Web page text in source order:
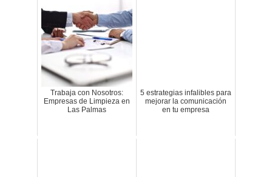
Trabaja con Nosotros:
Empresas de Limpieza en
Las Palmas
5 estrategias infalibles para
mejorar la comunicación
en tu empresa